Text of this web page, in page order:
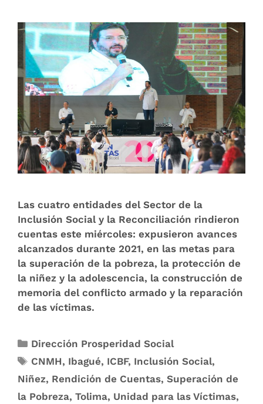
Las cuatro entidades del Sector de la
Inclusión Social y la Reconciliación rindieron
cuentas este miércoles: expusieron avances
alcanzados durante 2021, en las metas para
la superación de la pobreza, la protección de
la niñez y la adolescencia, la construcción de
memoria del conflicto armado y la reparación
de las víctimas.
Dirección Prosperidad Social
CNMH, Ibagué, ICBF, Inclusión Social,
Niñez, Rendición de Cuentas, Superación de
la Pobreza, Tolima, Unidad para las Víctimas,